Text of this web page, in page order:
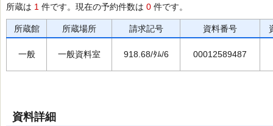
所蔵は 1 件です。現在の予約件数は 0 件です。
所蔵館 所蔵場所 請求記号 資料番号
一般 一般資料室 918.68/ﾀﾑ/6 00012589487
資料詳細